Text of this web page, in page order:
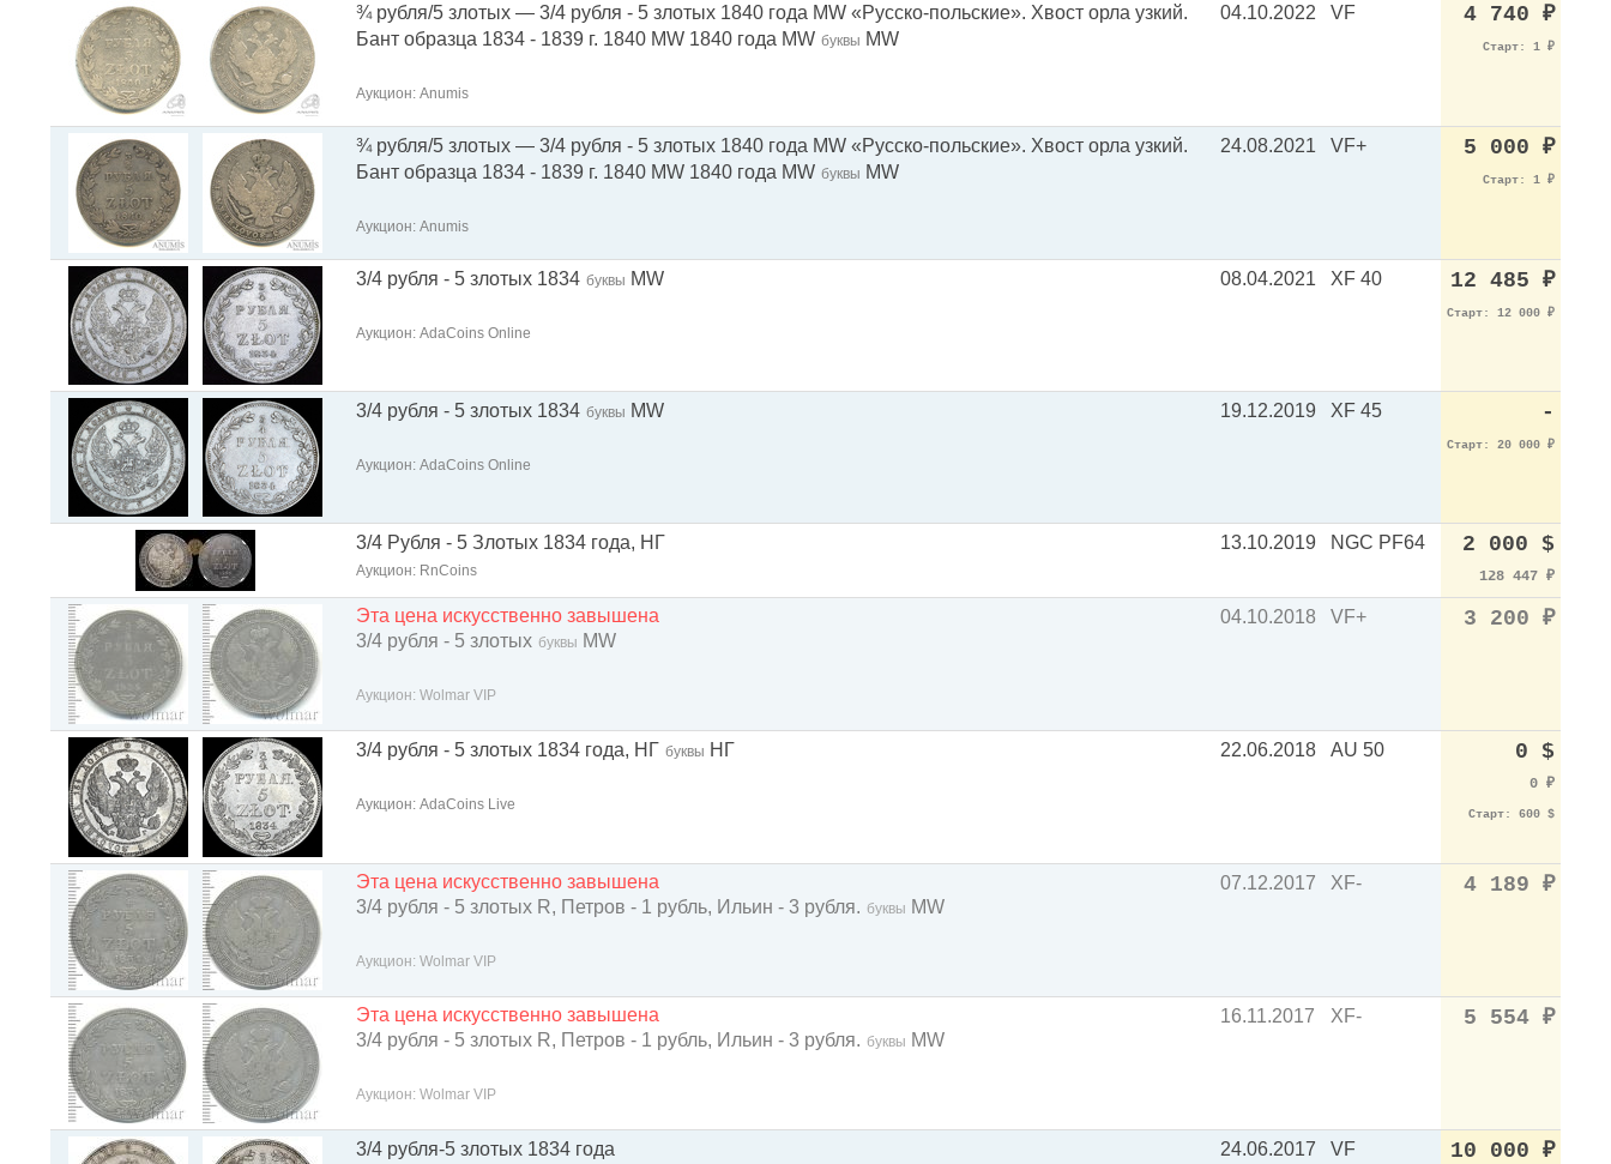
¾ рубля/5 злотых — 3/4 рубля - 5 злотых 1840 года MW «Русско-польские». Хвост орла узкий.
Бант образца 1834 - 1839 г. 1840 МW 1840 года МW буквы МW
Аукцион: Anumis
04.10.2022 VF 4 740 ₽
Старт: 1 ₽
¾ рубля/5 злотых — 3/4 рубля - 5 злотых 1840 года MW «Русско-польские». Хвост орла узкий.
Бант образца 1834 - 1839 г. 1840 МW 1840 года МW буквы МW
Аукцион: Anumis
24.08.2021 VF+ 5 000 ₽
Старт: 1 ₽
3/4 рубля - 5 злотых 1834 буквы MW
Аукцион: AdaCoins Online
08.04.2021 XF 40 12 485 ₽
Старт: 12 000 ₽
3/4 рубля - 5 злотых 1834 буквы MW
Аукцион: AdaCoins Online
19.12.2019 XF 45 -
Старт: 20 000 ₽
3/4 Рубля - 5 Злотых 1834 года, НГ
Аукцион: RnCoins
13.10.2019 NGC PF64 2 000 $
128 447 ₽
Эта цена искусственно завышена
3/4 рубля - 5 злотых буквы MW
Аукцион: Wolmar VIP
04.10.2018 VF+ 3 200 ₽
3/4 рубля - 5 злотых 1834 года, НГ буквы НГ
Аукцион: AdaCoins Live
22.06.2018 AU 50 0 $
0 ₽
Старт: 600 $
Эта цена искусственно завышена
3/4 рубля - 5 злотых R, Петров - 1 рубль, Ильин - 3 рубля. буквы MW
Аукцион: Wolmar VIP
07.12.2017 XF- 4 189 ₽
Эта цена искусственно завышена
3/4 рубля - 5 злотых R, Петров - 1 рубль, Ильин - 3 рубля. буквы MW
Аукцион: Wolmar VIP
16.11.2017 XF- 5 554 ₽
3/4 рубля-5 злотых 1834 года 24.06.2017 VF 10 000 ₽